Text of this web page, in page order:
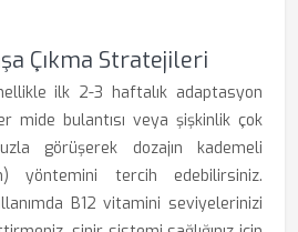
Çıkma Stratejileri
ilk 2-3 haftalık adaptasyon
mide bulantısı veya şişkinlik çok
görüşerek dozajın kademeli
yöntemini tercih edebilirsiniz.
B12 vitamini seviyelerinizi